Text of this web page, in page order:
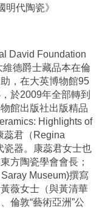
代陶瓷》
David Foundation
德爵士藏品本在倫
，在大英博物館95
於2009年全部轉到
館出版社出版精品
Highlights of
蕊君（Regina
瓷器。康蕊君女士也
方陶瓷學會會長；
Museum)撰寫
薇女士（與黃清華
倫敦“藝術亞洲”公